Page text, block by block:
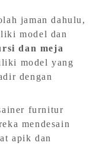
jaman dahulu,
model dan
dan meja
model yang
dengan
furnitur
mendesain
apik dan